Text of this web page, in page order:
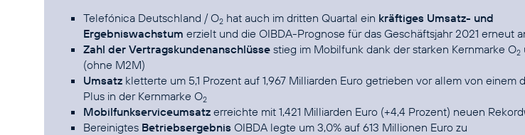
Telefónica Deutschland / O2 hat auch im dritten Quartal ein kräftiges Umsatz- und
Ergebniswachstum erzielt und die OIBDA-Prognose für das Geschäftsjahr 2021 erneut
Zahl der Vertragskundenanschlüsse stieg im Mobilfunk dank der starken Kernmarke O2
(ohne M2M)
Umsatz kletterte um 5,1 Prozent auf 1,967 Milliarden Euro getrieben vor allem von einem
Plus in der Kernmarke O2
Mobilfunkserviceumsatz erreichte mit 1,421 Milliarden Euro (+4,4 Prozent) neuen
Bereinigtes Betriebsergebnis OIBDA legte um 3,0% auf 613 Millionen Euro zu